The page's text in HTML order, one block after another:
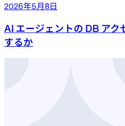
2026年5月8日
AI エージェントの DB アク
するか